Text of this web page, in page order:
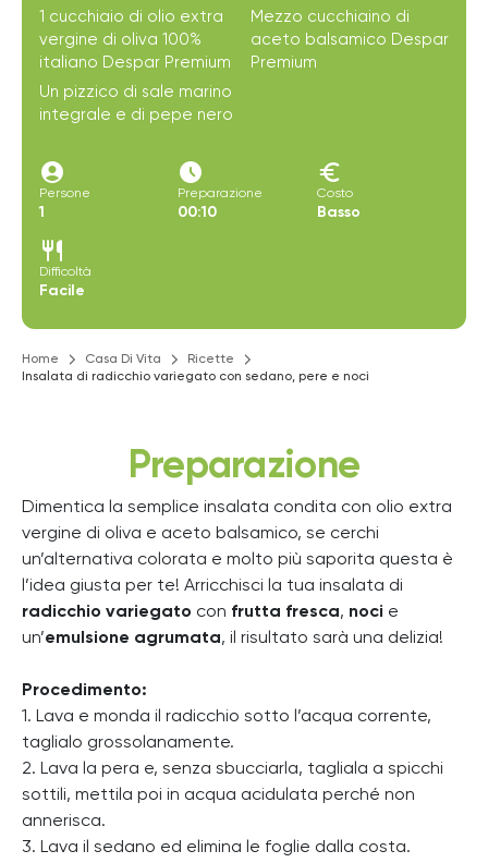
1 cucchiaio di olio extra
vergine di oliva 100%
italiano Despar Premium
Mezzo cucchiaino di
aceto balsamico Despar
Premium
Un pizzico di sale marino
integrale e di pepe nero
account_circle
Persone
1
access_time_filled
Preparazione
00:10
euro
Costo
Basso
restaurant
Difficoltà
Facile
Home Casa Di Vita
Ricette
Insalata di radicchio variegato con sedano, pere e noci
Preparazione
Dimentica la semplice insalata condita con olio extra
vergine di oliva e aceto balsamico, se cerchi
un’alternativa colorata e molto più saporita questa è
l’idea giusta per te! Arricchisci la tua insalata di
radicchio variegato con frutta fresca, noci e
un’emulsione agrumata, il risultato sarà una delizia!
Procedimento:
1. Lava e monda il radicchio sotto l’acqua corrente,
taglialo grossolanamente.
2. Lava la pera e, senza sbucciarla, tagliala a spicchi
sottili, mettila poi in acqua acidulata perché non
annerisca.
3. Lava il sedano ed elimina le foglie dalla costa.